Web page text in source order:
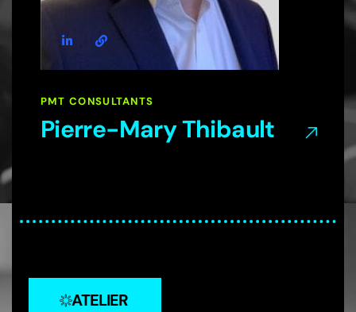
PMT CONSULTANTS
Pierre-Mary Thibault
ATELIER